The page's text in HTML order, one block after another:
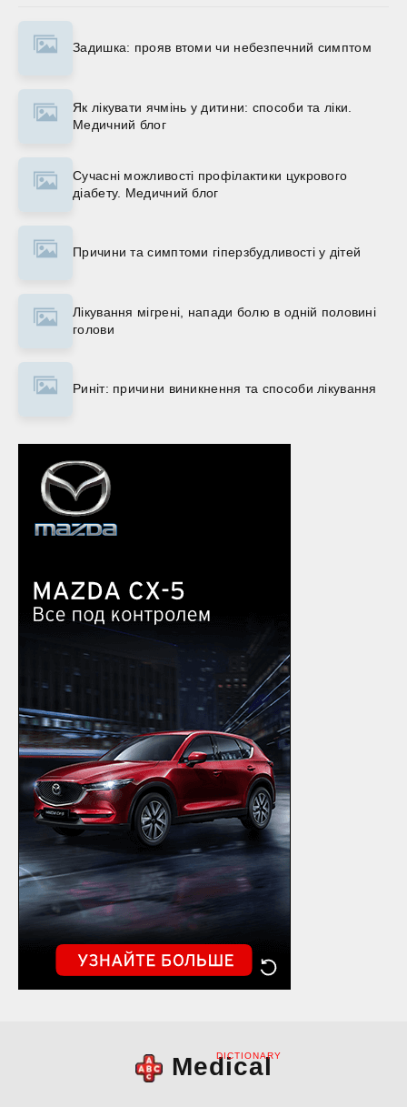
Задишка: прояв втоми чи небезпечний симптом
Як лікувати ячмінь у дитини: способи та ліки.
Медичний блог
Сучасні можливості профілактики цукрового
діабету. Медичний блог
Причини та симптоми гіперзбудливості у дітей
Лікування мігрені, напади болю в одній половині
голови
Риніт: причини виникнення та способи лікування
Medical
DICTIONARY